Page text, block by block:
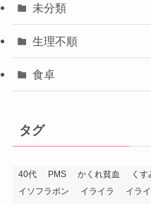
未分類
生理不順
食卓
タグ
40代 PMS かくれ貧血 くす
イソフラボン
イライラ イラ